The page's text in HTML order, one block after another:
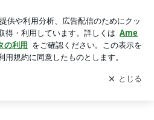
ブログの更新通知
を受け取りまし
開く